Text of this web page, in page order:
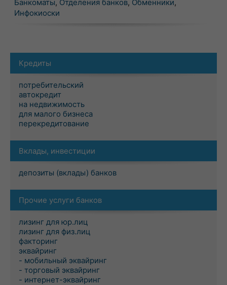
Банкоматы, Отделения банков, Обменники,
Инфокиоски
Кредиты
потребительский
автокредит
на недвижимость
для малого бизнеса
перекредитование
Вклады, инвестиции
депозиты (вклады) банков
Прочие услуги банков
лизинг для юр.лиц
лизинг для физ.лиц
факторинг
эквайринг
- мобильный эквайринг
- торговый эквайринг
- интернет-эквайринг